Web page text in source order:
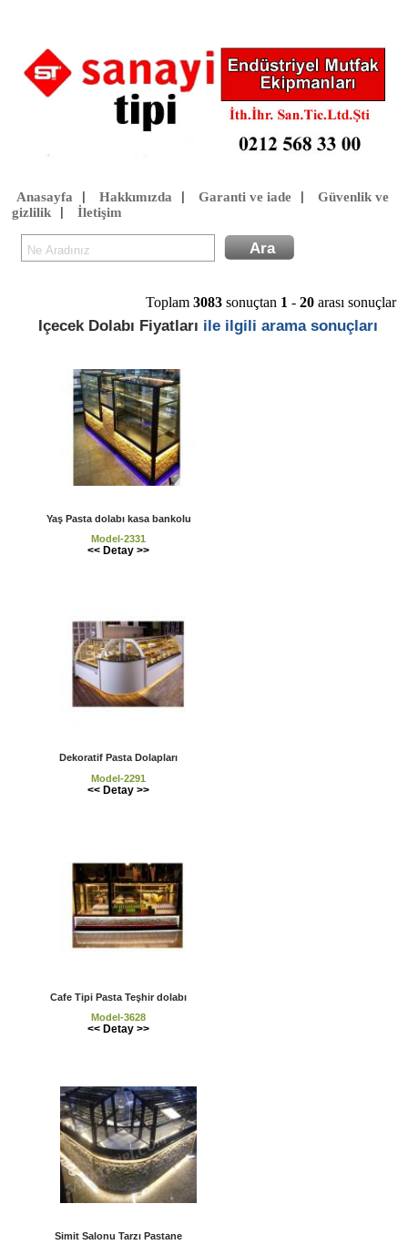
Anasayfa Hakkımızda Garanti ve iade
Güvenlik ve
gizlilik| İletişim
Toplam 3083 sonuçtan 1 - 20 arası sonuçlar
Içecek Dolabı Fiyatları ile ilgili arama sonuçları
Yaş Pasta dolabı kasa bankolu
Model-2331
<< Detay >>
Dekoratif Pasta Dolapları
Model-2291
<< Detay >>
Cafe Tipi Pasta Teşhir dolabı
Model-3628
<< Detay >>
Simit Salonu Tarzı Pastane